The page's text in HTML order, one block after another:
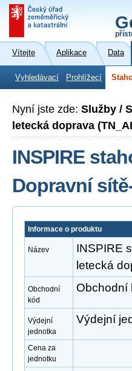
Vítejte Aplikace Data
Vyhledávací Prohlížecí
Nyní jste zde: Služby /
letecká doprava
INSPIRE
Dopravní
Informace o produktu
Název
INSPIRE
letecká
Obchodní
kód
Obchodní
Výdejní
jednotka
Výdejní
Cena za
jednotku